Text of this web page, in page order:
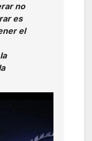
no
es
el